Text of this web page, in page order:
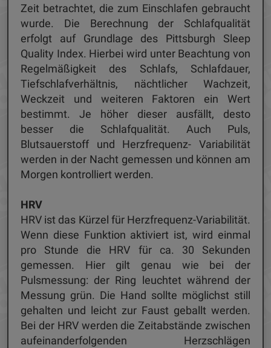
Zeit betrachtet, die zum Einschlafen gebraucht
wurde. Die Berechnung der Schlafqualität
erfolgt auf Grundlage des Pittsburgh Sleep
Quality Index. Hierbei wird unter Beachtung von
Regelmäßigkeit des Schlafs, Schlafdauer,
Tiefschlafverhältnis, nächtlicher Wachzeit,
Weckzeit und weiteren Faktoren ein Wert
bestimmt. Je höher dieser ausfällt, desto
besser die Schlafqualität. Auch Puls,
Blutsauerstoff und Herzfrequenz- Variabilität
werden in der Nacht gemessen und können am
Morgen kontrolliert werden.
HRV
HRV ist das Kürzel für Herzfrequenz-Variabilität.
Wenn diese Funktion aktiviert ist, wird einmal
pro Stunde die HRV für ca. 30 Sekunden
gemessen. Hier gilt genau wie bei der
Pulsmessung: der Ring leuchtet während der
Messung grün. Die Hand sollte möglichst still
gehalten und leicht zur Faust geballt werden.
Bei der HRV werden die Zeitabstände zwischen
aufeinanderfolgenden Herzschlägen